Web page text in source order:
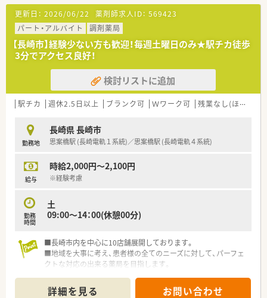
【募集背景と求める人物像について】
■2025年8月の新規開局に伴い、オープニングスタッフとして一
緒に薬局を創り上げてくださる薬剤師を募集します。
■法人として地域貢献活動に積極的なため、人に感謝できる方
や、地域に根差した活動に貢献できる方を求めています。
■将来的には店舗間のラウンダー業務を担える方や、法人の将来
を担えるような若い世代の方も歓迎しています。
【法人特徴について】
■島原市に本店を置き、長崎県内に5店舗（島原半島4店舗、諫早
■地域の情報アプリへの投稿や禁煙セミナー、学校薬剤師など、
地域に根差した社会貢献活動を積極的に行っています。
■今後も新たなイベント企画などに取り組む方針で、地域の催し
更新日： 2026/06/22 薬剤師求人ID： 569423
パート・アルバイト
調剤薬局
【長崎市】経験少ない方も歓迎！毎週土曜日のみ★駅チカ徒歩
3分でアクセス良好！
検討リストに追加
駅チカ 週休2.5日以上 ブランク可 Ｗワーク可 残業なし(ほぼなし含む)
勤務地
長崎県 長崎市
思案橋駅 (長崎電軌１系統)／思案橋駅 (長崎電軌４系統)
給与
時給2,000円～2,100円
※経験考慮
勤務
時間
土
09:00～14：00(休憩00分)
■長崎市内を中心に10店舗展開しております。
■地域を大事に考え、患者様の全てのニーズに対して、パーフェ
クトな対応の出来る薬局を目指します。
療福祉向上の為、日頃精進し躍進していきたいと考えておりま
詳細を見る お問い合わせ